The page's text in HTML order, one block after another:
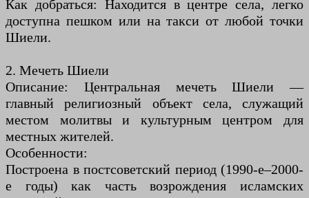
Как добраться: Находится в центре села, легко
доступна пешком или на такси от любой точки
Шиели.
2. Мечеть Шиели
Описание: Центральная мечеть Шиели —
главный религиозный объект села, служащий
местом молитвы и культурным центром для
местных жителей.
Особенности:
Построена в постсоветский период (1990-е–2000-
е годы) как часть возрождения исламских